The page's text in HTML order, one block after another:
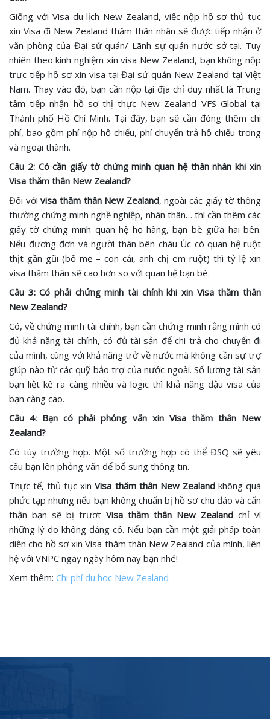
Giống với Visa du lịch New Zealand, việc nộp hồ sơ thủ tục
xin Visa đi New Zealand thăm thân nhân sẽ được tiếp nhận ở
văn phòng của Đại sứ quán/ Lãnh sự quán nước sở tại. Tuy
nhiên theo kinh nghiệm xin visa New Zealand, bạn không nộp
trực tiếp hồ sơ xin visa tại Đại sứ quán New Zealand tại Việt
Nam. Thay vào đó, bạn cần nộp tại địa chỉ duy nhất là Trung
tâm tiếp nhận hồ sơ thị thực New Zealand VFS Global tại
Thành phố Hồ Chí Minh. Tại đây, bạn sẽ cần đóng thêm chi
phí, bao gồm phí nộp hộ chiếu, phí chuyển trả hộ chiếu trong
và ngoại thành.
Câu 2: Có cần giấy tờ chứng minh quan hệ thân nhân khi xin
Visa thăm thân New Zealand?
Đối vớivisa thăm thân New Zealand, ngoài các giấy tờ thông
thường chứng minh nghề nghiệp, nhân thân… thì cần thêm các
giấy tờ chứng minh quan hệ họ hàng, bạn bè giữa hai bên.
Nếu đương đơn và người thân bên châu Úc có quan hệ ruột
thịt gần gũi (bố mẹ – con cái, anh chị em ruột) thì tỷ lệ xin
visa thăm thân sẽ cao hơn so với quan hệ bạn bè.
Câu 3: Có phải chứng minh tài chính khi xin Visa thăm thân
New Zealand?
Có, về chứng minh tài chính, bạn cần chứng minh rằng mình có
đủ khả năng tài chính, có đủ tài sản để chi trả cho chuyến đi
của mình, cùng với khả năng trở về nước mà không cần sự trợ
giúp nào từ các quỹ bảo trợ của nước ngoài. Số lượng tài sản
bạn liệt kê ra càng nhiều và logic thì khả năng đậu visa của
bạn càng cao.
Câu 4: Bạn có phải phỏng vấn xin Visa thăm thân New
Zealand?
Có tùy trường hợp. Một số trường hợp có thể ĐSQ sẽ yêu
cầu bạn lên phỏng vấn để bổ sung thông tin.
Thực tế, thủ tục xinVisa thăm thân New Zealandkhông quá
phức tạp nhưng nếu bạn không chuẩn bị hồ sơ chu đáo và cẩn
thận bạn sẽ bị trượt Visa thăm thân New Zealand chỉ vì
những lý do không đáng có. Nếu bạn cần một giải pháp toàn
diện cho hồ sơ xin Visa thăm thân New Zealand của mình, liên
hệ với VNPC ngay ngày hôm nay bạn nhé!
Xem thêm: Chi phí du học New Zealand